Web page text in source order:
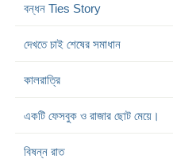
বন্ধন Ties Story
দেখতে চাই শেষের সমাধান
কালরাত্রি
একটি ফেসবুক ও রাজার ছোট মেয়ে।
বিষন্ন রাত